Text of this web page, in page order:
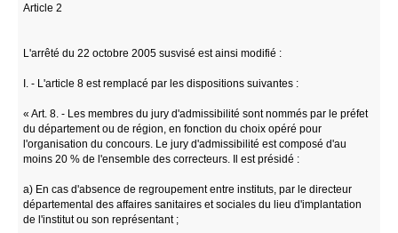
Article 2
L'arrêté du 22 octobre 2005 susvisé est ainsi modifié :
I. - L'article 8 est remplacé par les dispositions suivantes :
« Art. 8. - Les membres du jury d'admissibilité sont nommés par le préfet
du département ou de région, en fonction du choix opéré pour
l'organisation du concours. Le jury d'admissibilité est composé d'au
moins 20 % de l'ensemble des correcteurs. Il est présidé :
a) En cas d'absence de regroupement entre instituts, par le directeur
départemental des affaires sanitaires et sociales du lieu d'implantation
de l'institut ou son représentant ;